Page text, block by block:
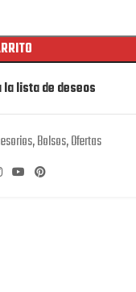
la lista de deseos
,Bolsos,Ofertas